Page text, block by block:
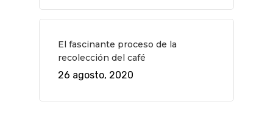
El fascinante proceso de la
recolección del café
26 agosto, 2020